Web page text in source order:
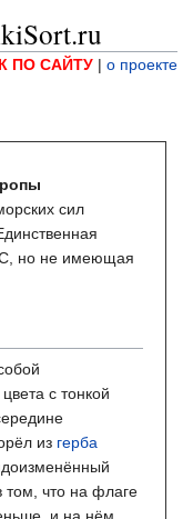
ПО САЙТУ | о проекте
сил
но не имеющая
с тонкой
из герба
том, что на флаге